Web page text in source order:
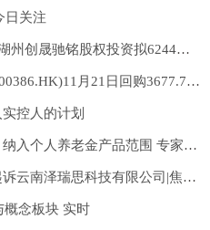
日关注
天天资讯:博泰车联(02889)：湖州创晟驰铭股权投资拟6244万元出售阿维塔科技(重庆)0.24%股权
每日关注!中国石油化工股份(00386.HK)11月21日回购3677.77万港元 年内累计回购14.17亿港元
控人的计划
快消息！储蓄国债（电子式）纳入个人养老金产品范围 专家解读
因买卖合同纠纷，睿能科技起诉云南泽瑞思科技有限公司|焦点要闻
概念板块 实时